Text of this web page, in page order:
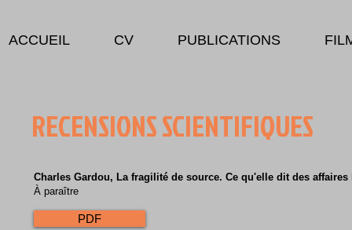
ACCUEIL CV PUBLICATIONS
RECENSIONS SCIENTIFIQUES
Charles Gardou, La fragilité de source. Ce qu'elle dit des affaires
À paraître
PDF